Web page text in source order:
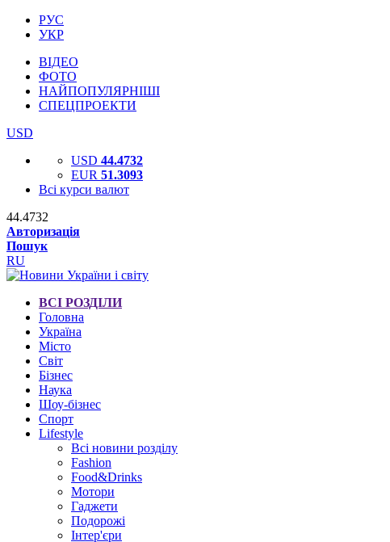
РУС
УКР
ВІДЕО
ФОТО
НАЙПОПУЛЯРНІШІ
СПЕЦПРОЕКТИ
USD
USD 44.4732
EUR 51.3093
Всі курси валют
44.4732
Авторизація
Пошук
RU
ВСІ РОЗДІЛИ
Головна
Україна
Місто
Світ
Бізнес
Наука
Шоу-бізнес
Спорт
Lifestyle
Всі новини розділу
Fashion
Food&Drinks
Мотори
Гаджети
Подорожі
Інтер'єри